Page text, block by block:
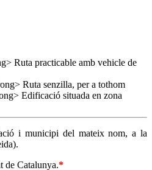
i municipi del mateix nom, a la
de Catalunya.*